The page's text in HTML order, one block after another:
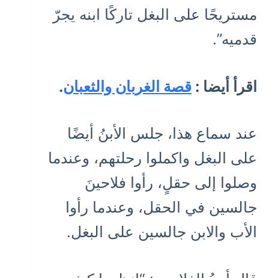
مستريحًا على البغل تاركًا ابنه يجرّ
قدميه”.
اقرأ أيضا : قصة الغربان والثعبان.
عند سماع هذا، جلس الأبنُ أيضًا
على البغل واكملوا رحلتهم، وعندما
وصلوا إلى حقلٍ، رأوا فلاحينَ
جالسين في الحقل، وعندما رأوا
الأب والابن جالسين على البغل.